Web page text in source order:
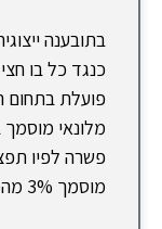
בתובענה
כנגד כל בו
פועלת בתחום
מלונאי מוסמך
פשרה לפיו
מוסמך 3% מהמכר בקבוצות מותאמות.